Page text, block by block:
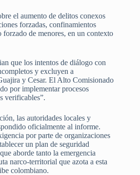
el aumento de delitos conexos
forzadas, confinamientos
de menores, en un contexto
que los intentos de diálogo con
y excluyen a
y Cesar. El Alto Comisionado
por implementar procesos
verificables”.
las autoridades locales y
oficialmente al informe.
por parte de organizaciones
un plan de seguridad
aborde tanto la emergencia
narco-territorial que azota a esta
colombiano.